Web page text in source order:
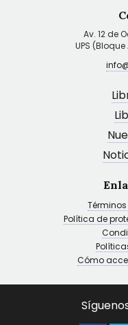
Av. 12 de
UPS
Política de
Cómo